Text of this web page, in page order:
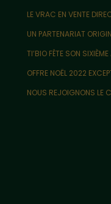
LE VRAC EN VENTE
UN PARTENARIAT
TI’BIO FÊTE SON
OFFRE NOËL 2022
NOUS REJOIGNONS LE